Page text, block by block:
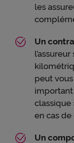
les
Un
peut
important
classique
en cas
Un